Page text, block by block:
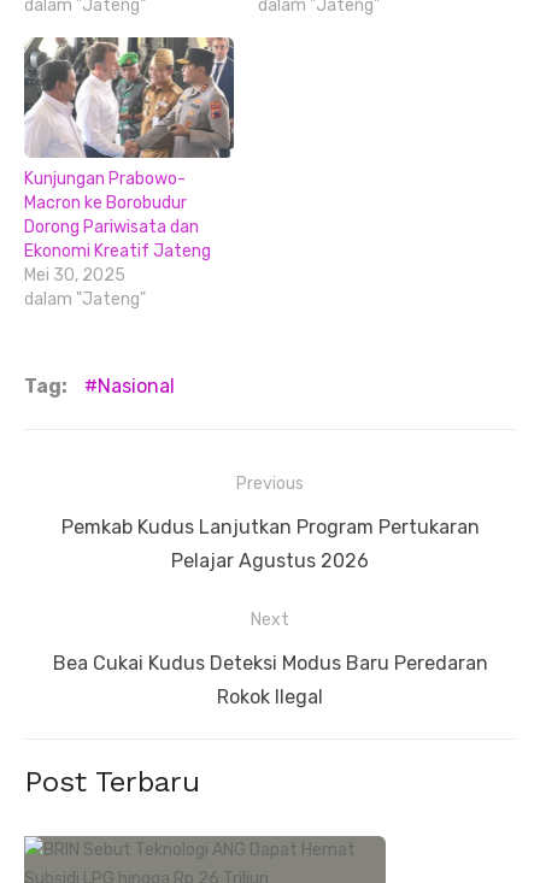
dalam "Jateng"
dalam "Jateng"
Kunjungan Prabowo-
Macron ke Borobudur
Dorong Pariwisata dan
Ekonomi Kreatif Jateng
Mei 30, 2025
dalam "Jateng"
Tag: Nasional
pos
Previous
Previous
Pemkab Kudus Lanjutkan Program Pertukaran
Pelajar Agustus 2026
Next
Next
Bea Cukai Kudus Deteksi Modus Baru Peredaran
Rokok Ilegal
Post Terbaru